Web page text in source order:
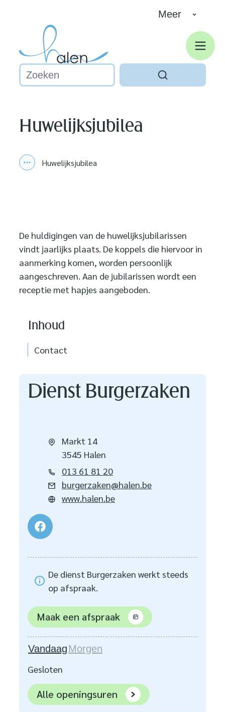
Meer
Waarmee kunnen we jou helpen?
Zoeken
Huwelijksjubilea
Toon alle broodkruimel items
Huwelijksjubilea
De huldigingen van de huwelijksjubilarissen
vindt jaarlijks plaats. De koppels die hiervoor in
aanmerking komen, worden persoonlijk
aangeschreven. Aan de jubilarissen wordt een
receptie met hapjes aangeboden.
Inhoud
Contact
Dienst Burgerzaken
Adres
Markt 14
,3545 Halen
013 61 81 20
E-mail
burgerzaken@halen.be
Website www.halen.be
Facebook
De dienst Burgerzaken werkt steeds
op afspraak.
Maak een afspraak
VandaagMorgen
Gesloten
Alle openingsuren Dienst Burgerzaken